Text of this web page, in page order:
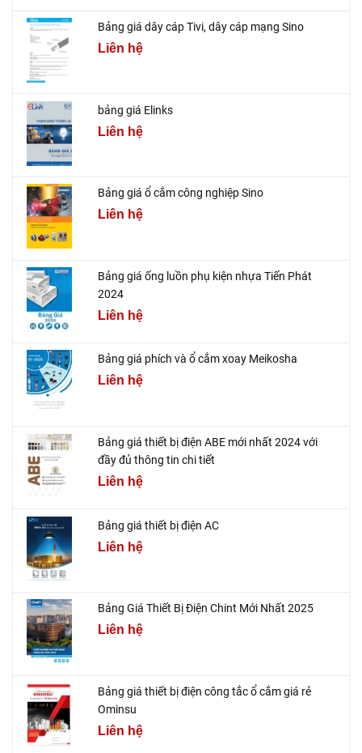
Bảng giá dây cáp Tivi, dây cáp mạng Sino
Liên hệ
bảng giá Elinks
Liên hệ
Bảng giá ổ cắm công nghiệp Sino
Liên hệ
Bảng giá ống luồn phụ kiện nhựa Tiến Phát
2024
Liên hệ
Bảng giá phích và ổ cắm xoay Meikosha
Liên hệ
Bảng giá thiết bị điện ABE mới nhất 2024 với
đầy đủ thông tin chi tiết
Liên hệ
Bảng giá thiết bị điện AC
Liên hệ
Bảng Giá Thiết Bị Điện Chint Mới Nhất 2025
Liên hệ
Bảng giá thiết bị điện công tắc ổ cắm giá rẻ
Ominsu
Liên hệ